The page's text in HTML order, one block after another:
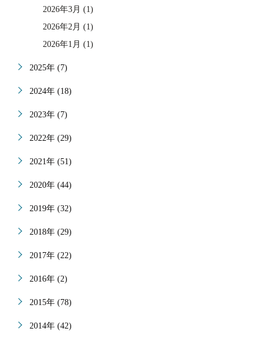
2026年3月 (1)
2026年2月 (1)
2026年1月 (1)
2025年 (7)
2024年 (18)
2023年 (7)
2022年 (29)
2021年 (51)
2020年 (44)
2019年 (32)
2018年 (29)
2017年 (22)
2016年 (2)
2015年 (78)
2014年 (42)